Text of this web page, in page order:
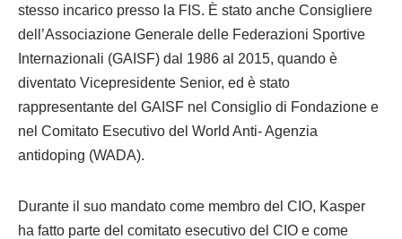
stesso incarico presso la FIS. È stato anche Consigliere
dell’Associazione Generale delle Federazioni Sportive
Internazionali (GAISF) dal 1986 al 2015, quando è
diventato Vicepresidente Senior, ed è stato
rappresentante del GAISF nel Consiglio di Fondazione e
nel Comitato Esecutivo del World Anti- Agenzia
antidoping (WADA).
Durante il suo mandato come membro del CIO, Kasper
ha fatto parte del comitato esecutivo del CIO e come